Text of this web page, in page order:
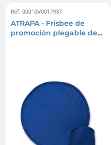
Réf. 00010V0017937
ATRAPA - Frisbee de
promoción plegable de